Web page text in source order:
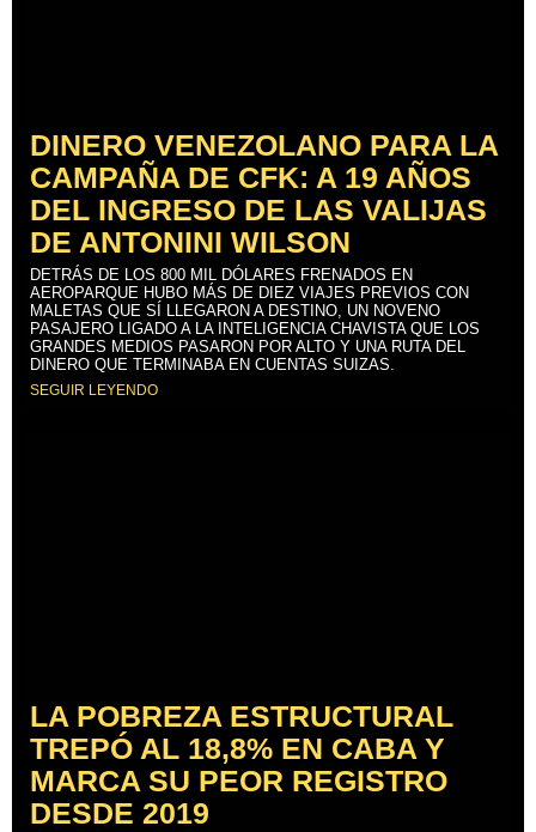
DINERO VENEZOLANO PARA LA
CAMPAÑA DE CFK: A 19 AÑOS
DEL INGRESO DE LAS VALIJAS
DE ANTONINI WILSON
DETRÁS DE LOS 800 MIL DÓLARES FRENADOS EN
AEROPARQUE HUBO MÁS DE DIEZ VIAJES PREVIOS CON
MALETAS QUE SÍ LLEGARON A DESTINO, UN NOVENO
PASAJERO LIGADO A LA INTELIGENCIA CHAVISTA QUE LOS
GRANDES MEDIOS PASARON POR ALTO Y UNA RUTA DEL
DINERO QUE TERMINABA EN CUENTAS SUIZAS.
SEGUIR LEYENDO
LA POBREZA ESTRUCTURAL
TREPÓ AL 18,8% EN CABA Y
MARCA SU PEOR REGISTRO
DESDE 2019